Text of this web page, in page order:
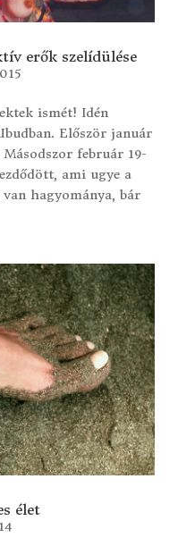
erők szelídülése
ismét! Idén
Először január
Másodszor február 19-
ami ugye a
van hagyománya, bár
élet